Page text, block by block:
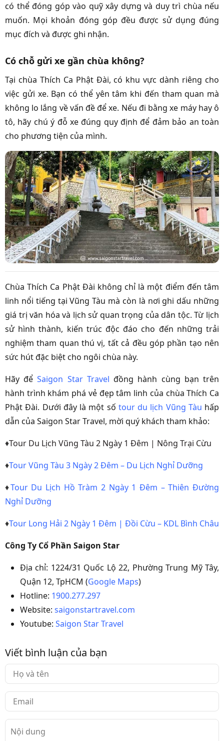
có thể đóng góp vào quỹ xây dựng và duy trì chùa nếu
muốn. Mọi khoản đóng góp đều được sử dụng đúng
mục đích và được ghi nhận.
Có chỗ gửi xe gần chùa không?
Tại chùa Thích Ca Phật Đài, có khu vực dành riêng cho
việc gửi xe. Bạn có thể yên tâm khi đến tham quan mà
không lo lắng về vấn đề để xe. Nếu đi bằng xe máy hay ô
tô, hãy chú ý đỗ xe đúng quy định để đảm bảo an toàn
cho phương tiện của mình.
Chùa Thích Ca Phật Đài không chỉ là một điểm đến tâm
linh nổi tiếng tại Vũng Tàu mà còn là nơi ghi dấu những
giá trị văn hóa và lịch sử quan trọng của dân tộc. Từ lịch
sử hình thành, kiến trúc độc đáo cho đến những trải
nghiệm tham quan thú vị, tất cả đều góp phần tạo nên
sức hút đặc biệt cho ngôi chùa này.
Hãy đểSaigon Star Travel đồng hành cùng bạn trên
hành trình khám phá vẻ đẹp tâm linh của chùa Thích Ca
Phật Đài. Dưới đây là một số tour du lịch Vũng Tàu hấp
dẫn của Saigon Star Travel, mời quý khách tham khảo:
♦Tour Du Lịch Vũng Tàu 2 Ngày 1 Đêm | Nông Trại Cừu
♦Tour Vũng Tàu 3 Ngày 2 Đêm – Du Lịch Nghỉ Dưỡng
♦Tour Du Lịch Hồ Tràm 2 Ngày 1 Đêm – Thiên Đường
Nghỉ Dưỡng
♦Tour Long Hải 2 Ngày 1 Đêm | Đồi Cừu – KDL Bình Châu
Công Ty Cổ Phần Saigon Star
Địa chỉ: 1224/31 Quốc Lộ 22, Phường Trung Mỹ Tây,
Quận 12, TpHCM (Google Maps)
Hotline: 1900.277.297
Website: saigonstartravel.com
Youtube: Saigon Star Travel
Viết bình luận của bạn